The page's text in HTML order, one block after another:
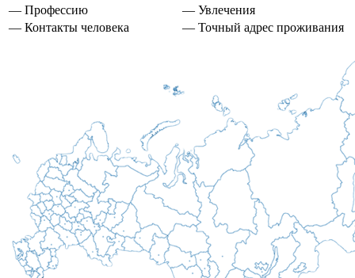
— Профессию
— Увлечения
— Контакты человека
— Точный адрес проживания